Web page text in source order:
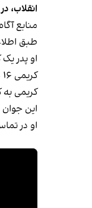
انقلاب، در جریان
منابع آگاه دوشنبه ۲۷ بهمن به ایران‌اینترنشنال گفتند صلواتی برای
طبق
او پدر
کریمی ۱۶ دی هنگام بازگشت از محل کارش، در محله هنگام تهران با دو زن مجروح روبه‌رو شد که گلوله نیروهای سرکوب به پایشان اصابت کرده بود.
کریمی
این جوان پس
او در